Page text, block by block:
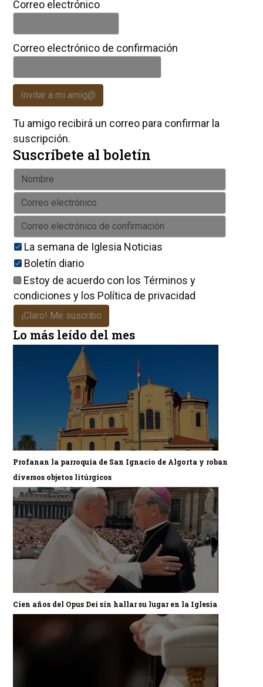
Correo electrónico
Correo electrónico de confirmación
Invitar a mi amig@
Tu amigo recibirá un correo para confirmar la
suscripción.
Suscríbete al boletín
La semana de Iglesia Noticias
Boletín diario
Estoy de acuerdo con los Términos y
condiciones y los Política de privacidad
¡Claro! Me suscribo
Lo más leído del mes
Profanan la parroquia de San Ignacio de Algorta y roban
diversos objetos litúrgicos
Cien años del Opus Dei sin hallar su lugar en la Iglesia